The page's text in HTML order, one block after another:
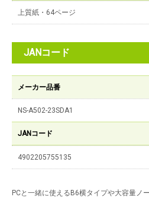
上質紙・64ページ
JANコード
メーカー品番
NS-A502-23SDA1
JANコード
4902205755135
PCと一緒に使えるB6横タイプや大容量ノ